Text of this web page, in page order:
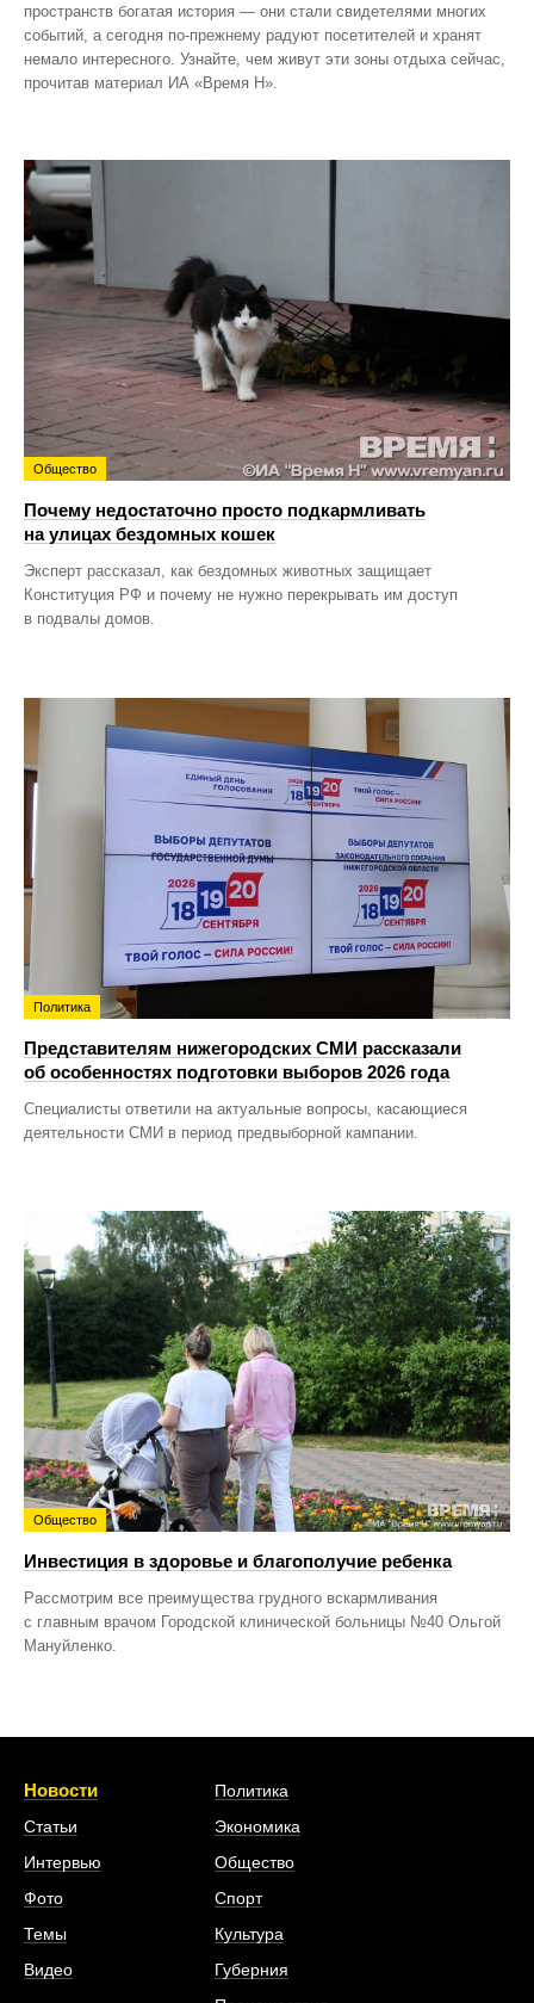
пространств богатая история — они стали свидетелями многих
событий, а сегодня по‑прежнему радуют посетителей и хранят
немало интересного. Узнайте, чем живут эти зоны отдыха сейчас,
прочитав материал ИА «Время Н».
Общество
Почему недостаточно просто подкармливать
на улицах бездомных кошек
Эксперт рассказал, как бездомных животных защищает
Конституция РФ и почему не нужно перекрывать им доступ
в подвалы домов.
Политика
Представителям нижегородских СМИ рассказали
об особенностях подготовки выборов 2026 года
Специалисты ответили на актуальные вопросы, касающиеся
деятельности СМИ в период предвыборной кампании.
Общество
Инвестиция в здоровье и благополучие ребенка
Рассмотрим все преимущества грудного вскармливания
с главным врачом Городской клинической больницы №40 Ольгой
Мануйленко.
Новости
Статьи
Интервью
Фото
Темы
Видео
Политика
Экономика
Общество
Спорт
Культура
Губерния